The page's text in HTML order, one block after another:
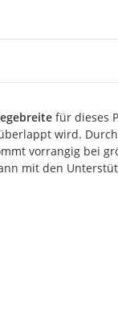
für dieses
wird.
vorrangig bei
mit den